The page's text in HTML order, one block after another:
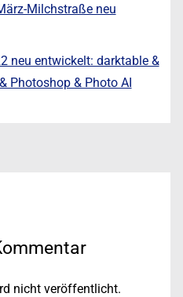
Milchstraße neu
neu entwickelt: darktable &
Photoshop & Photo AI
nicht veröffentlicht.